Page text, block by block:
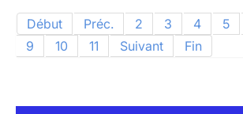
Début Préc. 2 3 4 5
9
10 11 Suivant Fin